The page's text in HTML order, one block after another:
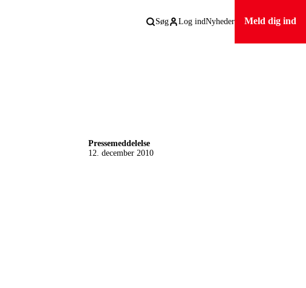
Søg Log indNyheder Meld dig ind
Pressemeddelelse
12. december 2010